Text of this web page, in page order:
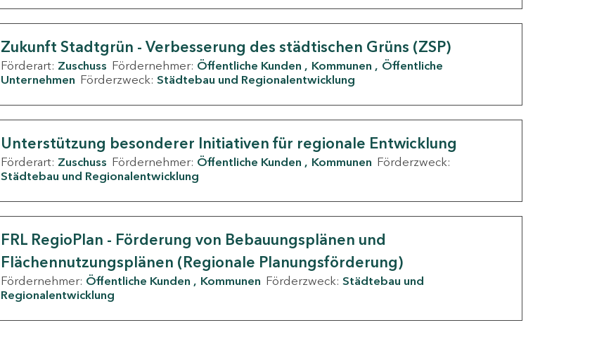
Zukunft Stadtgrün - Verbesserung des städtischen Grüns (ZSP)
Förderart: Zuschuss Fördernehmer: Öffentliche Kunden Kommunen
Öffentliche
Unternehmen Förderzweck: Städtebau und Regionalentwicklung
Unterstützung besonderer Initiativen für regionale Entwicklung
Förderart: Zuschuss Fördernehmer: Öffentliche Kunden Kommunen Förderzweck:
Städtebau und Regionalentwicklung
FRL RegioPlan - Förderung von Bebauungsplänen und
Flächennutzungsplänen (Regionale Planungsförderung)
Fördernehmer: Öffentliche Kunden Kommunen Förderzweck: Städtebau und
Regionalentwicklung